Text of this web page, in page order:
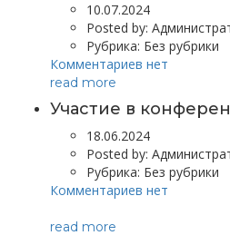
10.07.2024
Posted by:
Рубрика: Без рубрики
Комментариев нет
read more
Участие в
18.06.2024
Posted by:
Рубрика: Без рубрики
Комментариев нет
read more